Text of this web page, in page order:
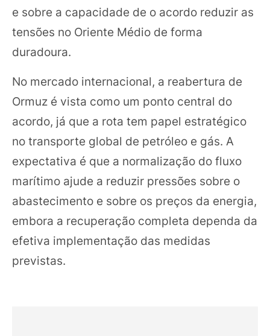
e sobre a capacidade de o acordo reduzir as
tensões no Oriente Médio de forma
duradoura.
No mercado internacional, a reabertura de
Ormuz é vista como um ponto central do
acordo, já que a rota tem papel estratégico
no transporte global de petróleo e gás. A
expectativa é que a normalização do fluxo
marítimo ajude a reduzir pressões sobre o
abastecimento e sobre os preços da energia,
embora a recuperação completa dependa da
efetiva implementação das medidas
previstas.